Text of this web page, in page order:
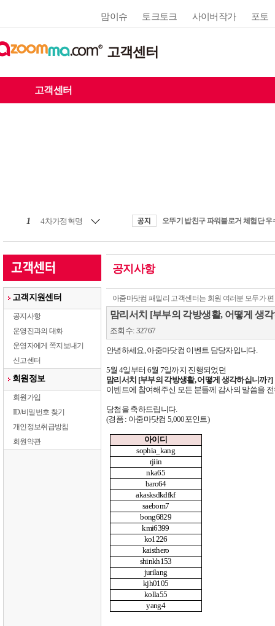
맘이슈 토크토크 사이버작가 포토
고객센터
고객센터
1 4차가정혁명
고객지원센터
공지사항
운영진과의 대화
운영자에게 쪽지보내기
신고센터
회원정보
회원가입
ID/비밀번호 찾기
개인정보취급방침
회원약관
공지사항
아줌마닷컴 패밀리 고객센터는 회원 여러분 모두가
맘리서치 [부부의 각방생활, 어떻게 생
조회수: 32767
안녕하세요,아줌마닷컴 이벤트 담당자입니다.
5월 4일부터 6월 7일까지 진행되었던
맘리서치 [부부의 각방생활,어떻게 생각하십니까?]
이벤트에 참여해주신 모든 분들께 감사의 말씀을
당첨을 축하드립니다.
(경품 : 아줌마닷컴 5,000포인트)
아이디
sophia_kang
rjiin
nka65
baro64
akasksdkdfkf
saebom7
bong6829
kmi6399
ko1226
kaisthero
shinkh153
jurilang
kjh0105
kolla55
yang4